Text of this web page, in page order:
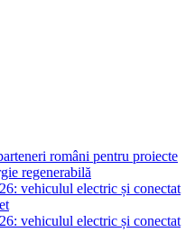
români pentru proiecte
regenerabilă
vehiculul electric și conectat
vehiculul electric și conectat